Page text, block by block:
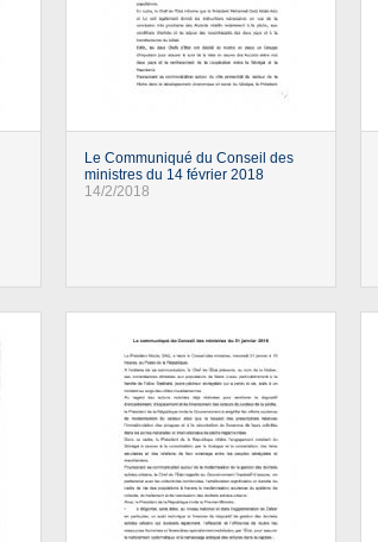
Le Communiqué du Conseil des
ministres du 14 février 2018
14/2/2018